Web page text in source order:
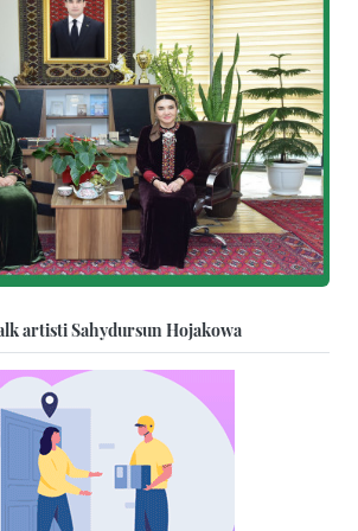
artisti Sahydursun Hojakowa